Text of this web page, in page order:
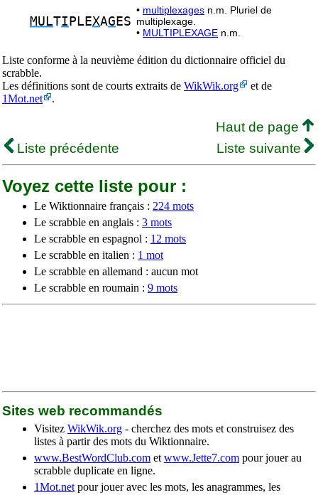
MULTI PLEXAG ES
• multiplexages n.m. Pluriel de
multiplexage.
• MULTIPLEXAGE n.m.
Liste conforme à la neuvième édition du dictionnaire officiel du
scrabble.
Les définitions sont de courts extraits de WikWik.org
et de
1Mot.net
.
Haut de page
Liste précédente
Liste suivante
Voyez cette liste pour :
Le Wiktionnaire français : 224 mots
Le scrabble en anglais : 3 mots
Le scrabble en espagnol : 12 mots
Le scrabble en italien : 1 mot
Le scrabble en allemand : aucun mot
Le scrabble en roumain : 9 mots
Sites web recommandés
Visitez WikWik.org - cherchez des mots et construisez des
listes à partir des mots du Wiktionnaire.
www.BestWordClub.com et www.Jette7.com pour jouer au
scrabble duplicate en ligne.
1Mot.net pour jouer avec les mots, les anagrammes, les